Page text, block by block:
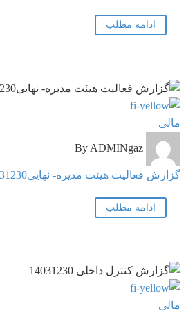
حسابرسیادامه مطلب
گزارش
فعالیت
هیئت
مدیره-
مالی
By ADMINgaz
گزارش فعالیت هیئت مدیره- نهایی14031230
ادامه مطلب
گزارش
مالی